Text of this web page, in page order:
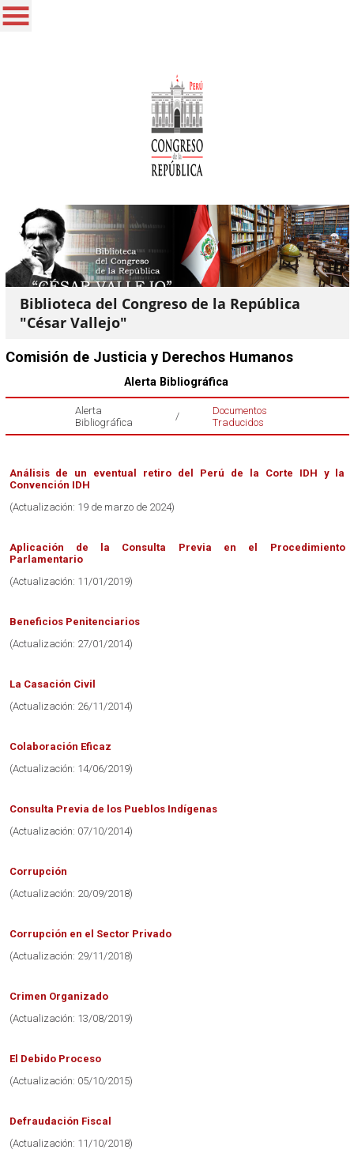
Biblioteca del Congreso de la República
"César Vallejo"
Comisión de Justicia y Derechos Humanos
Alerta Bibliográfica
Alerta
Bibliográfica
/
Documentos
Traducidos
Análisis de un eventual retiro del Perú de la Corte IDH y la
Convención IDH
(Actualización: 19 de marzo de 2024)
Aplicación de la Consulta Previa en el Procedimiento
Parlamentario
(Actualización: 11/01/2019)
Beneficios Penitenciarios
(Actualización: 27/01/2014)
La Casación Civil
(Actualización: 26/11/2014)
Colaboración Eficaz
(Actualización: 14/06/2019)
Consulta Previa de los Pueblos Indígenas
(Actualización: 07/10/2014)
Corrupción
(Actualización: 20/09/2018)
Corrupción en el Sector Privado
(Actualización: 29/11/2018)
Crimen Organizado
(Actualización: 13/08/2019)
El Debido Proceso
(Actualización: 05/10/2015)
Defraudación Fiscal
(Actualización: 11/10/2018)